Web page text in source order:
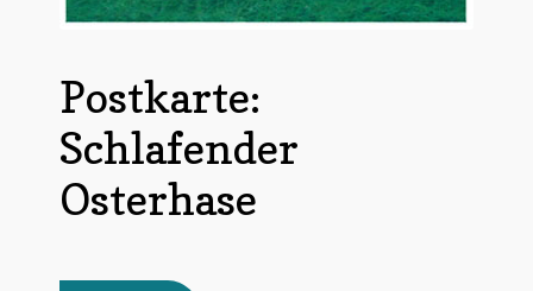
Schnäppchen
Dies + Das
Regional
Postkarte:
Schlafender
Osterhase